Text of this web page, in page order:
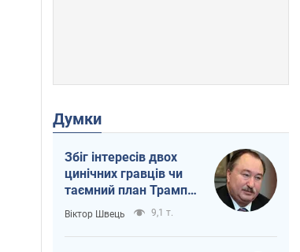
Думки
Збіг інтересів двох
цинічних гравців чи
таємний план Трампа
і Путіна?
Віктор Швець 9,1 т.